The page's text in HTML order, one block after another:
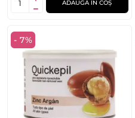
ADAUGĂ ÎN COȘ
- 7%